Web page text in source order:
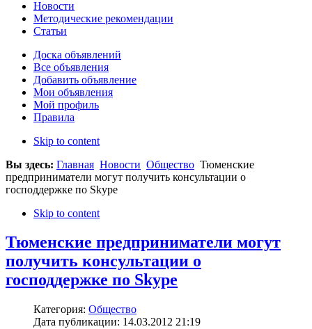
Новости
Методические рекомендации
Статьи
Доска объявлений
Все объявления
Добавить объявление
Мои объявления
Мой профиль
Правила
Skip to content
Вы здесь: Главная Новости Общество Тюменские
предприниматели могут получить консультации о
господдержке по Skype
Skip to content
Тюменские предприниматели могут
получить консультации о
господдержке по Skype
Категория: Общество
Дата публикации: 14.03.2012 21:19